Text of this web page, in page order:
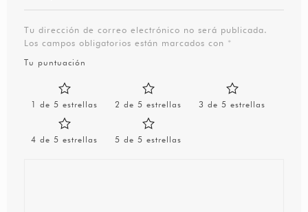
Tu dirección de correo electrónico no será publicada.
Los campos obligatorios están marcados con *
Tu puntuación
1 de 5 estrellas 2 de 5 estrellas 3 de 5 estrellas
4 de 5 estrellas 5 de 5 estrellas